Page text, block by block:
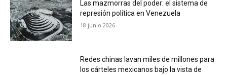
Las mazmorras del poder: el sistema de
represión política en Venezuela
18 junio 2026
Redes chinas lavan miles de millones para
los cárteles mexicanos bajo la vista de